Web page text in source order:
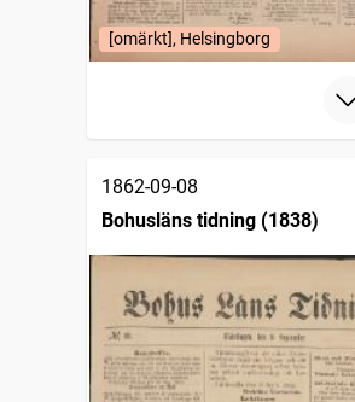
[omärkt], Helsingborg
1862-09-08
Bohusläns tidning (1838)